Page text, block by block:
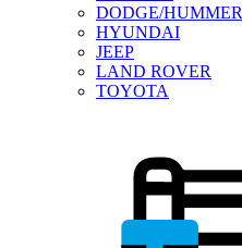
DODGE/HUMMER
HYUNDAI
JEEP
LAND ROVER
TOYOTA